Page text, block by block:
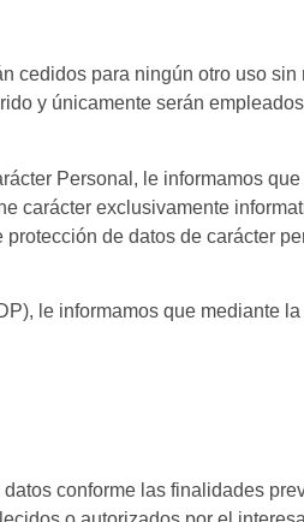
cedidos para ningún otro uso
y únicamente serán
Personal, le informamos
carácter exclusivamente
de datos de carácter
le informamos que mediante
conforme las finalidades